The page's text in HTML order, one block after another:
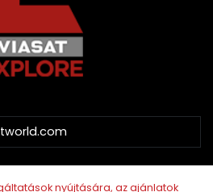
nyújtására, az ajánlatok